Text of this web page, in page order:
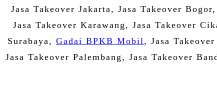
Jasa Takeover Jakarta, Jasa Takeover
Jasa Takeover Karawang, Jasa Takeover
Surabaya, Gadai BPKB Mobil, Jasa
Jasa Takeover Palembang, Jasa Takeover